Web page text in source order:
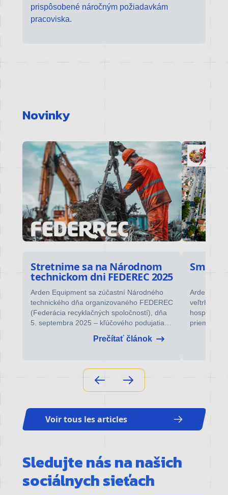
prispôsobené náročným požiadavkám
pracoviska.
Novinky
Stretnime sa na Národnom
technickom dni FEDEREC 2025
Arden Equipment sa zúčastní Národného
technického dňa organizovaného FEDEREC
(Federácia recyklačných spoločností), dňa
5. septembra 2025 – kľúčového podujatia
pre odborníkov na recykláciu, materiálové
zhodnocovanie a obehové hospodárstvo.
Prečítať článok
Smer
Arden
veľtrhu v
Voir tous les articles
Sledujte nás na našich
sociálnych sieťach